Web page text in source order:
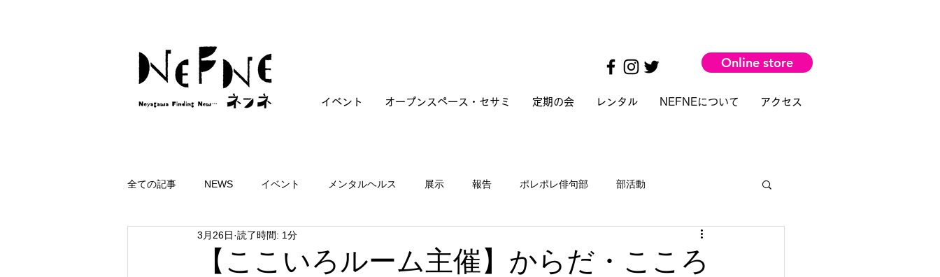
Online store
イベント オープンスペース・セサミ 定期の会 レンタル NEFNEについて アクセス
全ての記事 NEWS イベント メンタルヘルス 展示 報告 ポレポレ俳句部 部活動
【ここいろルーム主催】からだ・こころ
3月26日 読了時間: 1分